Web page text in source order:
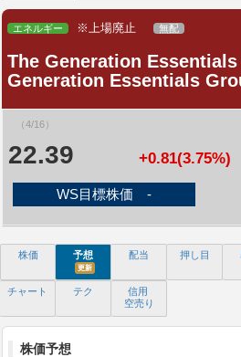
エネルギー ※上場廃止 無配
The Generation
Generation Essentials
（4/16）
22.39 +0.81(3.75%)
WS目標株価 -
株価 予想
更新
配当 押し目
チャート テク
信用
空売り
株価予想